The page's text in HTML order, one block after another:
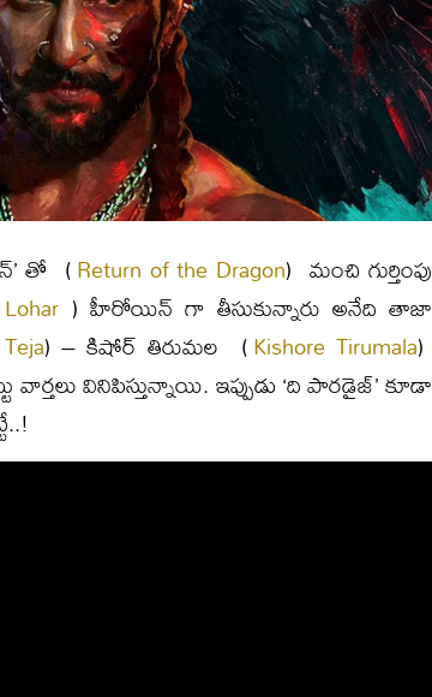
తో (Return of the Dragon) మంచి గుర్తింపు
) హీరోయిన్ గా తీసుకున్నారు అనేది తాజా
) – కిషోర్ తిరుమల (Kishore Tirumala)
వినిపిస్తున్నాయి. ఇప్పుడు ‘ది పారడైజ్’ కూడా